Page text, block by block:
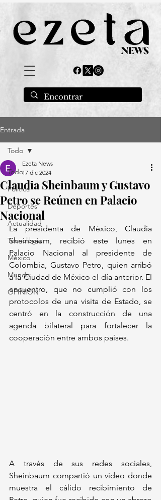
Entrada
Todo
Política
Deportes
Actualidad
Tecnología
México
Mundo
OPINIÓN
Todo
Claudia Sheinbaum y Gustavo
Petro se Reúnen en Palacio
Nacional
Ezeta News
17 dic 2024
La presidenta de México, Claudia
Sheinbaum, recibió este lunes en
Palacio Nacional al presidente de
Colombia, Gustavo Petro, quien arribó
a la Ciudad de México el día anterior. El
encuentro, que no cumplió con los
protocolos de una visita de Estado, se
centró en la construcción de una
agenda bilateral para fortalecer la
cooperación entre ambos países.
A través de sus redes sociales,
Sheinbaum compartió un video donde
muestra el cálido recibimiento de